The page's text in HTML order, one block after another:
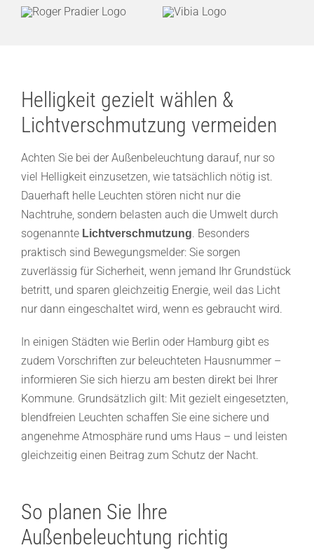
Helligkeit gezielt wählen &
Lichtverschmutzung vermeiden
Achten Sie bei der Außenbeleuchtung darauf, nur so
viel Helligkeit einzusetzen, wie tatsächlich nötig ist.
Dauerhaft helle Leuchten stören nicht nur die
Nachtruhe, sondern belasten auch die Umwelt durch
sogenannte Lichtverschmutzung. Besonders
praktisch sind Bewegungsmelder: Sie sorgen
zuverlässig für Sicherheit, wenn jemand Ihr Grundstück
betritt, und sparen gleichzeitig Energie, weil das Licht
nur dann eingeschaltet wird, wenn es gebraucht wird.
In einigen Städten wie Berlin oder Hamburg gibt es
zudem Vorschriften zur beleuchteten Hausnummer –
informieren Sie sich hierzu am besten direkt bei Ihrer
Kommune. Grundsätzlich gilt: Mit gezielt eingesetzten,
blendfreien Leuchten schaffen Sie eine sichere und
angenehme Atmosphäre rund ums Haus – und leisten
gleichzeitig einen Beitrag zum Schutz der Nacht.
So planen Sie Ihre
Außenbeleuchtung richtig